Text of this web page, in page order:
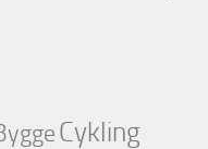
Cykling